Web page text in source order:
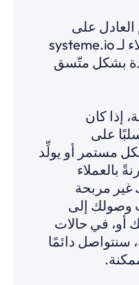
على
إرشادات لاستخدام العملاء لـ systeme.io
بشكل متّسق
إذا كان
على
مستمر أو يولِّد
بالعملاء
غير مربحة
وصولك إلى
أو، في حالات
سنتواصل دائمًا